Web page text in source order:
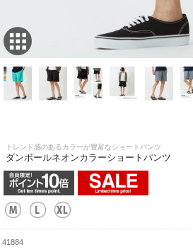
トレンド感のあるカラーが豊富なショートパンツ
ダンボールネオンカラーショートパンツ
41884